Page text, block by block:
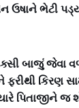
ભેટી
બાજું જેવા
કિરણ
જ